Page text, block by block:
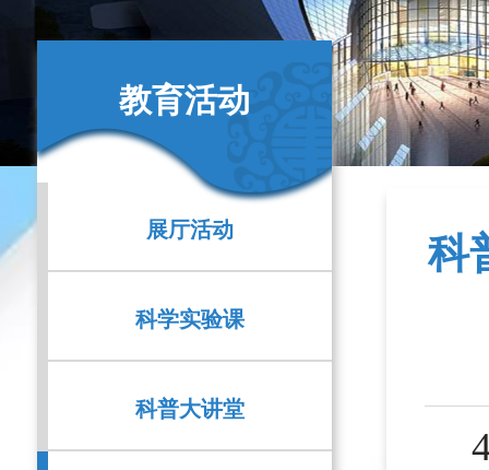
教育活动
展厅活动
科学实验课
科普大讲堂
科